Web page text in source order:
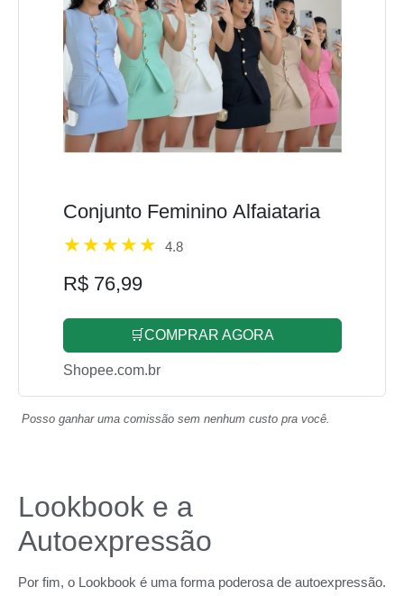
Conjunto Feminino Alfaiataria
4.8
R$ 76,99
🛒COMPRAR AGORA
Shopee.com.br
Posso ganhar uma comissão sem nenhum custo pra você.
Lookbook e a
Autoexpressão
Por fim, o Lookbook é uma forma poderosa de autoexpressão.